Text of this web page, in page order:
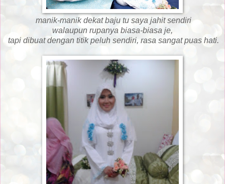
manik-manik dekat baju tu saya jahit sendiri
walaupun rupanya biasa-biasa je,
tapi dibuat dengan titik peluh sendiri, rasa sangat puas hati.